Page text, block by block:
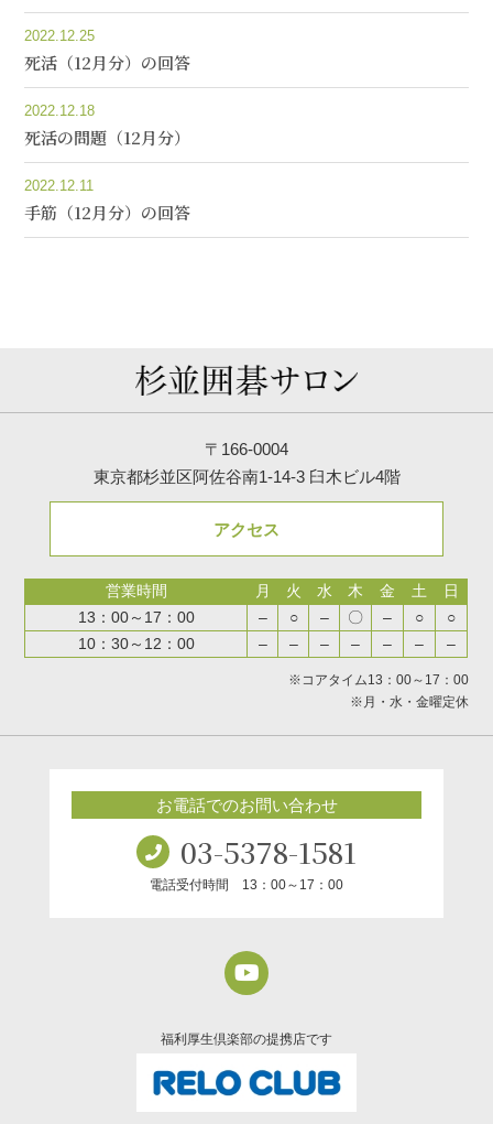
2022.12.25
死活（12月分）の回答
2022.12.18
死活の問題（12月分）
2022.12.11
手筋（12月分）の回答
〒166-0004
東京都杉並区阿佐谷南1-14-3 臼木ビル4階
アクセス
営業時間 月 火 水 木 金 土
日
13：00～17：00
– ○ – 〇 – ○
○
10：30～12：00
– – – – – – –
※コアタイム13：00～17：00
※月・水・金曜定休
お電話でのお問い合わせ
03-5378-1581
電話受付時間 13：00～17：00
福利厚生倶楽部の提携店です